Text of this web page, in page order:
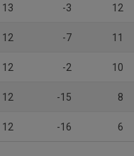
13 -3 12
12 -7 11
12 -2 10
12 -15 8
12 -16 6